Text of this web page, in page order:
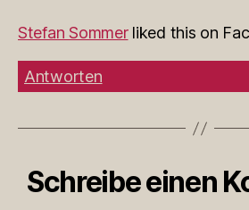
Stefan Sommerliked this on
Antworten
Schreibe einen